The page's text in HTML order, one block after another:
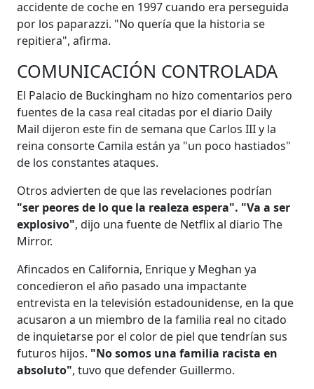
accidente de coche en 1997 cuando era perseguida
por los paparazzi. "No quería que la historia se
repitiera", afirma.
COMUNICACIÓN CONTROLADA
El Palacio de Buckingham no hizo comentarios pero
fuentes de la casa real citadas por el diario Daily
Mail dijeron este fin de semana que Carlos III y la
reina consorte Camila están ya "un poco hastiados"
de los constantes ataques.
Otros advierten de que las revelaciones podrían
"ser peores de lo que la realeza espera". "Va a ser
explosivo", dijo una fuente de Netflix al diario The
Mirror.
Afincados en California, Enrique y Meghan ya
concedieron el año pasado una impactante
entrevista en la televisión estadounidense, en la que
acusaron a un miembro de la familia real no citado
de inquietarse por el color de piel que tendrían sus
futuros hijos. "No somos una familia racista en
absoluto", tuvo que defender Guillermo.